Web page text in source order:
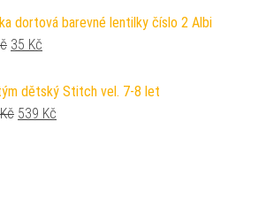
dortová barevné lentilky číslo 2 Albi
Původní cena byla: 39 Kč.
35 Kč
dětský Stitch vel. 7-8 let
Kč Původní cena byla: 599 Kč.
539 Kč